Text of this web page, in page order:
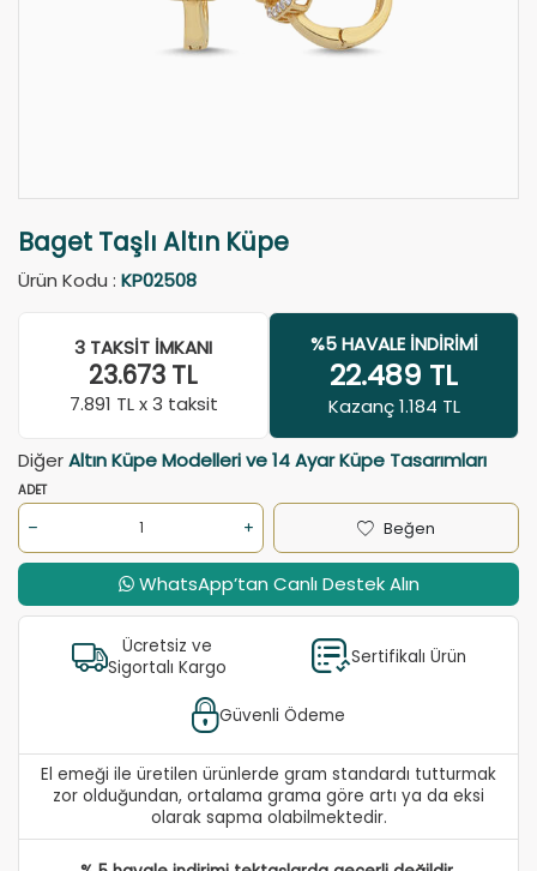
Baget Taşlı Altın Küpe
Ürün Kodu : KP02508
3 TAKSIT İMKANI
23.673 TL
7.891 TL x 3 taksit
%5 HAVALE İNDIRIMI
22.489 TL
Kazanç 1.184 TL
DiğerAltın Küpe Modelleri ve 14 Ayar Küpe Tasarımları
ADET
Beğen
WhatsApp’tan Canlı Destek Alın
Ücretsiz ve
Sigortalı Kargo
Sertifikalı Ürün
Güvenli Ödeme
El emeği ile üretilen ürünlerde gram standardı tutturmak
zor olduğundan, ortalama grama göre artı ya da eksi
olarak sapma olabilmektedir.